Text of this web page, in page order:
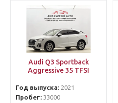
Audi Q3 Sportback
Aggressive 35 TFSI
Год выпуска:2021
Пробег:33000